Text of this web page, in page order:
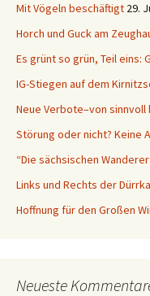
Mit Vögeln beschäftigt 29.
Horch und Guck am
Es grünt so grün, Teil eins:
IG-Stiegen auf dem
Neue Verbote–von sinnvoll
Störung oder nicht? Keine
“Die sächsischen
Links und Rechts der
Hoffnung für den Großen
Neueste